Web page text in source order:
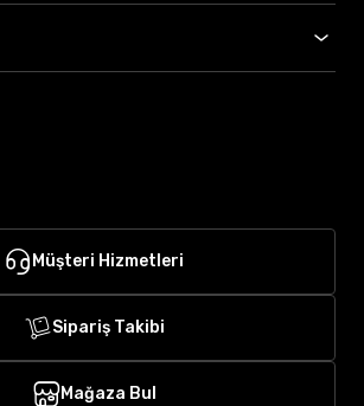
Müşteri Hizmetleri
Sipariş Takibi
Mağaza Bul